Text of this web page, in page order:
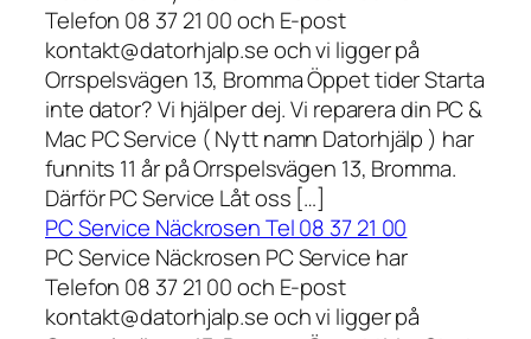
Telefon 08 37 21 00 och E-post
kontakt@datorhjalp.se och vi ligger på
Orrspelsvägen 13, Bromma Öppet tider Starta
inte dator? Vi hjälper dej. Vi reparera din PC &
Mac PC Service ( Nytt namn Datorhjälp ) har
funnits 11 år på Orrspelsvägen 13, Bromma.
Därför PC Service Låt oss […]
PC Service Näckrosen Tel 08 37 21 00
PC Service Näckrosen PC Service har
Telefon 08 37 21 00 och E-post
kontakt@datorhjalp.se och vi ligger på